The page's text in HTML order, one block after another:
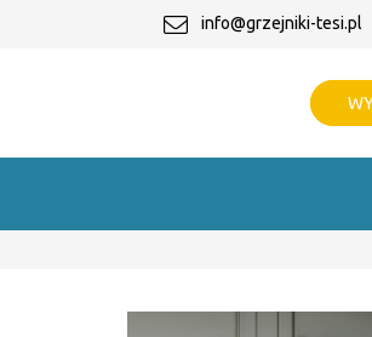
info@grzejniki-tesi.pl